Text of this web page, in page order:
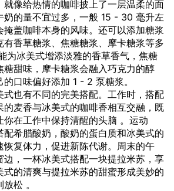
就像给热情的咖啡披上了一层温柔的面
奶的量不宜过多，一般 15 - 30 毫升左
掩盖咖啡本身的风味。还可以添加糖浆
有香草糖浆、焦糖糖浆、摩卡糖浆等多
为冰美式增添淡雅的香草香气，焦糖
糖甜味，摩卡糖浆会融入巧克力的醇
口味偏好添加 1 - 2 泵糖浆。
式也有不同的完美搭配。工作时，搭配
的麦香与冰美式的咖啡香相互交融，既
你在工作中保持清醒的头脑 。运动
配希腊酸奶，酸奶的蛋白质和冰美式的
恢复体力，促进新陈代谢。周末的午
边，一杯冰美式搭配一块提拉米苏，享
式的清爽与提拉米苏的甜蜜形成美妙的
松 。